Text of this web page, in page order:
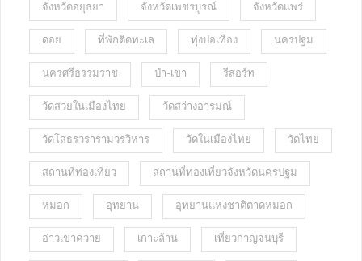
จังหวัดอยุธยา จังหวัดเพชรบูรณ์ จังหวัดแพร่
ดอย ที่พักติดทะเล ทุ่งปอเทือง นครปฐม
นครศรีธรรมราช ป่า-เขา รีสอร์ท
วัดสวยในเมืองไทย วัดสว่างอารมณ์
วัดโสธรวรารามวรวิหาร วัดในเมืองไทย วัดไทย
สถานที่ท่องเที่ยว สถานที่ท่องเที่ยวจังหวัดนครปฐม
หมอก อุทยาน อุทยานแห่งชาติตาดหมอก
อ่าวเขาควาย เกาะล้าน เที่ยวกาญจนบุรี